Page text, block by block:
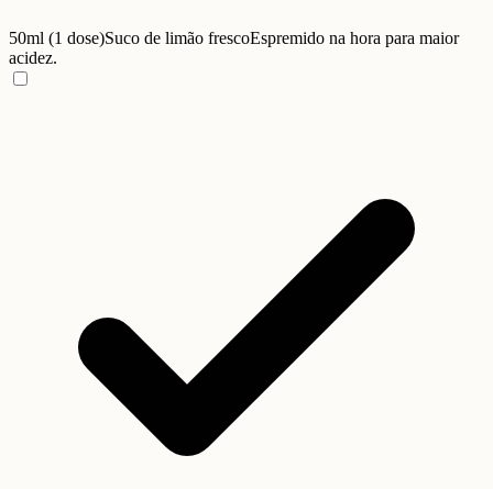
50ml (1 dose)Suco de limão frescoEspremido na hora para maior
acidez.